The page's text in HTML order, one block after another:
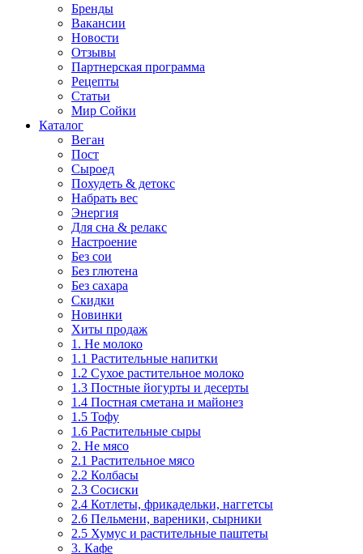
Бренды
Вакансии
Новости
Отзывы
Партнерская программа
Рецепты
Статьи
Мир Сойки
Каталог
Веган
Пост
Сыроед
Похудеть & детокс
Набрать вес
Энергия
Для сна & релакс
Настроение
Без сои
Без глютена
Без сахара
Скидки
Новинки
Хиты продаж
1. Не молоко
1.1 Растительные напитки
1.2 Сухое растительное молоко
1.3 Постные йогурты и десерты
1.4 Постная сметана и майонез
1.5 Тофу
1.6 Растительные сыры
2. Не мясо
2.1 Растительное мясо
2.2 Колбасы
2.3 Сосиски
2.4 Котлеты, фрикадельки, наггетсы
2.6 Пельмени, вареники, сырники
2.5 Хумус и растительные паштеты
3. Кафе